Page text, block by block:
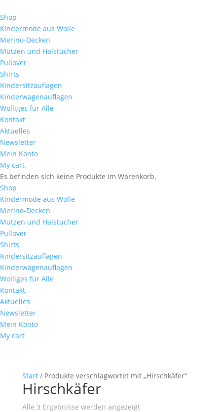
Shop
Kindermode aus Wolle
Merino-Decken
Mützen und Halstücher
Pullover
Shirts
Kindersitzauflagen
Kinderwagenauflagen
Wolliges für Alle
Kontakt
Aktuelles
Newsletter
Mein Konto
My cart
Es befinden sich keine Produkte im Warenkorb.
Shop
Kindermode aus Wolle
Merino-Decken
Mützen und Halstücher
Pullover
Shirts
Kindersitzauflagen
Kinderwagenauflagen
Wolliges für Alle
Kontakt
Aktuelles
Newsletter
Mein Konto
My cart
Start/ Produkte verschlagwortet mit „Hirschkäfer“
Hirschkäfer
Alle 3 Ergebnisse werden angezeigtNach